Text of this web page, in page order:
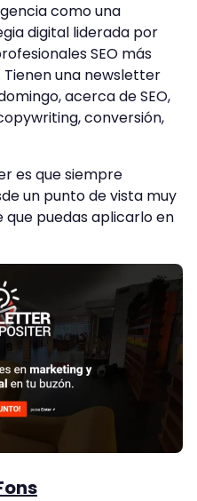
como una
digital liderada por
SEO más
una newsletter
acerca de SEO,
conversión,
es que siempre
un punto de vista muy
puedas aplicarlo en